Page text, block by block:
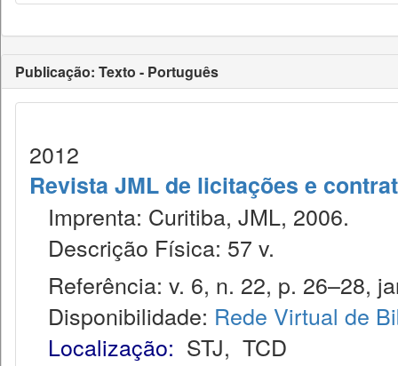
Publicação: Texto - Português
2012
Revista JML de licitações e
Imprenta: Curitiba, JML, 2006.
Descrição Física: 57 v.
Referência: v. 6, n. 22, p. 26–28,
Disponibilidade: Rede Virtual de
Localização: STJ, TCD